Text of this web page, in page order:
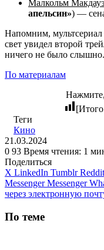
Малкольм
апельсин») —
Напомним, мультсериал
свет увидел второй
ничего не было слышно.
По материалам
Теги
Кино
21.03.2024
0 93 Время чтения: 1
Поделиться
X LinkedIn Tumblr Reddit
Messenger Messenger
через электронную
По теме